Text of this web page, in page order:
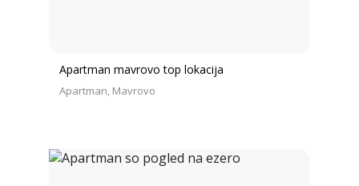
Apartman mavrovo top lokacija
Apartman Mavrovo